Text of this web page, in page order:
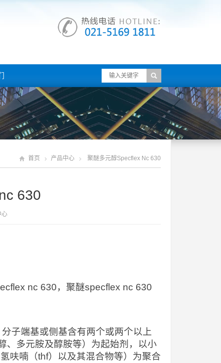
首页 产品中心 聚醚多元醇specflex Nc 630
630
心
nc 630，聚醚specflex nc 630
子端基或侧基含有两个或两个以上
、多元胺及醇胺等）为起始剂，以小
呋喃（thf）以及其混合物等）为聚合